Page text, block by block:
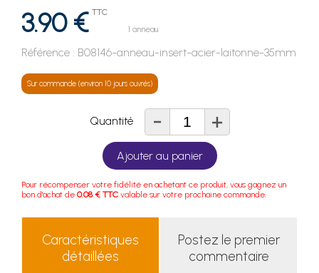
3.90 € TTC
1 anneau
Référence : B08146-anneau-insert-acier-laitonne-35mm
Sur commande (environ 10 jours ouvrés)
Quantité - +
Ajouter au panier
Pour récompenser votre fidélité en achetant ce produit, vous gagnez un
bon d'achat de 0.08 € TTC valable sur votre prochaine commande.
Caractéristiques
détaillées
Postez le premier
commentaire